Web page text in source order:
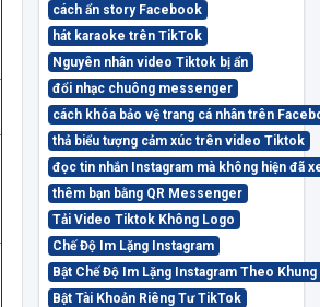
cách ẩn story Facebook
hát karaoke trên TikTok
Nguyên nhân video Tiktok bị ẩn
đổi nhạc chuông messenger
cách khóa bảo vệ trang cá nhân trên
thả biểu tượng cảm xúc trên video Tiktok
đọc tin nhắn Instagram mà không hiện đã
thêm bạn bằng QR Messenger
Tải Video Tiktok Không Logo
Chế Độ Im Lặng Instagram
Bật Chế Độ Im Lặng Instagram Theo Khung
Bật Tài Khoản Riêng Tư TikTok